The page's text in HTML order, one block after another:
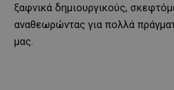
ξαφνικά δημιουργικούς,
αναθεωρώντας για πολλά
μας.